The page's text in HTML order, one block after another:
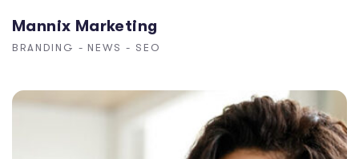
Mannix Marketing
BRANDING - NEWS - SEO